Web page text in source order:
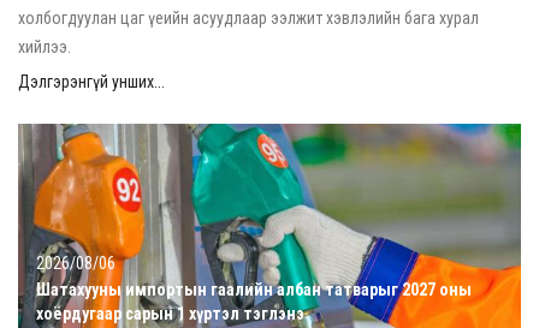
холбогдуулан цаг үеийн асуудлаар ээлжит хэвлэлийн бага хурал
хийлээ.
Дэлгэрэнгүй унших...
2026/08/06
Шатахууны импортын гаалийн албан татварыг 2027 оны
хоёрдугаар сарын 1 хүртэл тэглэнэ